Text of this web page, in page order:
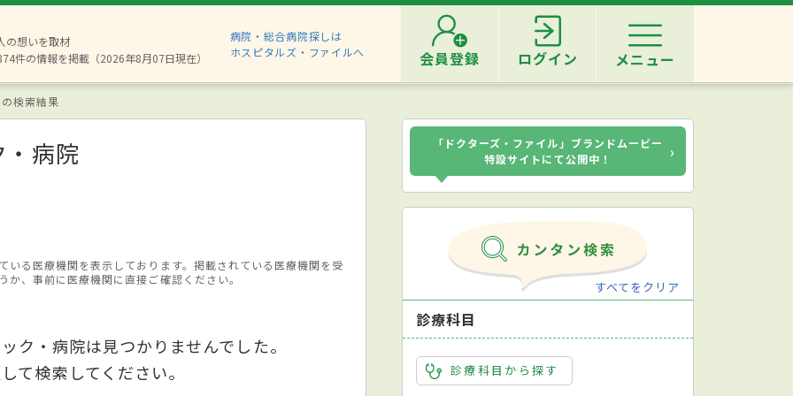
の想いを取材
件の情報を掲載（2026年8月07日現在）
病院・総合病院探しは
ホスピタルズ・ファイルへ
会員登録 ログイン メニュー
検索結果
病院
る医療機関を表示しております。掲載されている医療機関を受
、事前に医療機関に直接ご確認ください。
ク・病院は見つかりませんでした。
て検索してください。
「ドクターズ・ファイル」ブランドムービー
特設サイトにて公開中！
›
すべてをクリア
診療科目
診療科目から探す